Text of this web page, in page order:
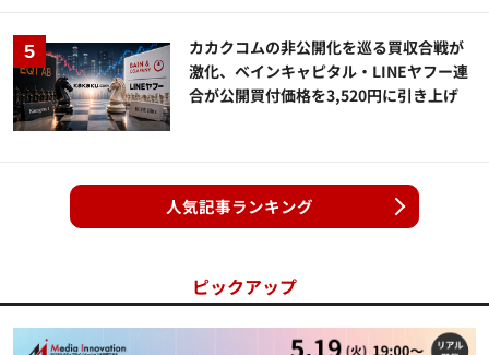
カカクコムの非公開化を巡る買収合戦が
激化、ベインキャピタル・LINEヤフー連
合が公開買付価格を3,520円に引き上げ
人気記事ランキング
ピックアップ